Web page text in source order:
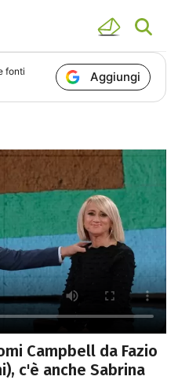
fonti
Aggiungi
Campbell da Fazio
c'è anche Sabrina